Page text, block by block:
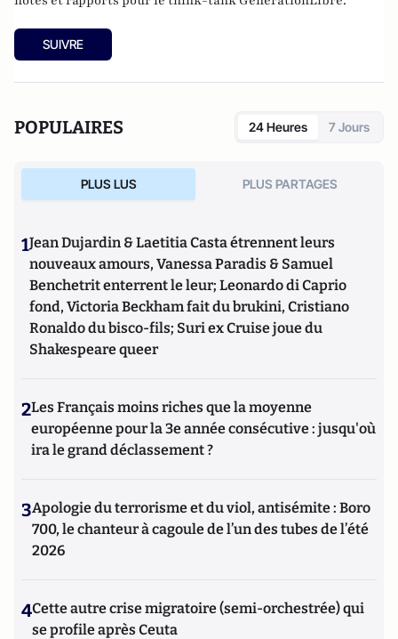
SUIVRE
POPULAIRES 24 Heures 7 Jours
PLUS LUS PLUS PARTAGES
1Jean Dujardin & Laetitia Casta étrennent leurs
nouveaux amours, Vanessa Paradis & Samuel
Benchetrit enterrent le leur; Leonardo di Caprio
fond, Victoria Beckham fait du brukini, Cristiano
Ronaldo du bisco-fils; Suri ex Cruise joue du
Shakespeare queer
2Les Français moins riches que la moyenne
européenne pour la 3e année consécutive : jusqu'où
ira le grand déclassement ?
3Apologie du terrorisme et du viol, antisémite : Boro
700, le chanteur à cagoule de l’un des tubes de l’été
2026
4Cette autre crise migratoire (semi-orchestrée) qui
se profile après Ceuta